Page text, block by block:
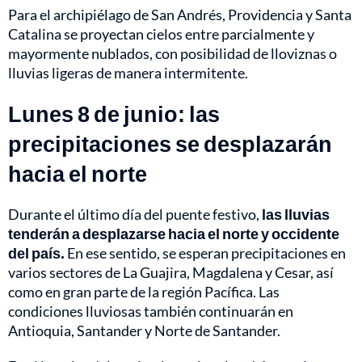
Para el archipiélago de San Andrés, Providencia y Santa
Catalina se proyectan cielos entre parcialmente y
mayormente nublados, con posibilidad de lloviznas o
lluvias ligeras de manera intermitente.
Lunes 8 de junio: las
precipitaciones se desplazarán
hacia el norte
Durante el último día del puente festivo, las lluvias
tenderán a desplazarse hacia el norte y occidente
del país. En ese sentido, se esperan precipitaciones en
varios sectores de La Guajira, Magdalena y Cesar, así
como en gran parte de la región Pacífica. Las
condiciones lluviosas también continuarán en
Antioquia, Santander y Norte de Santander.